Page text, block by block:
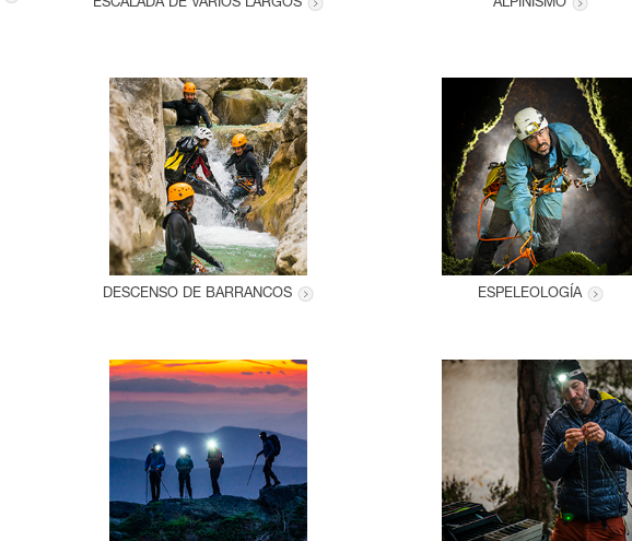
ESCALADA DE VARIOS LARGOS ALPINISMO
DESCENSO DE BARRANCOS ESPELEOLOGÍA